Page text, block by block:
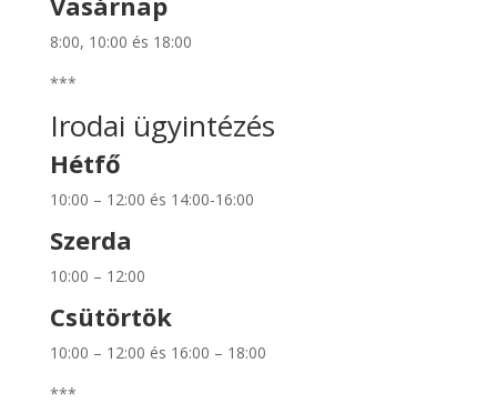
8:00, 10:00 és 18:00
***
Irodai ügyintézés
Hétfő
10:00 – 12:00 és 14:00-16:00
Szerda
10:00 – 12:00
Csütörtök
10:00 – 12:00 és 16:00 – 18:00
***